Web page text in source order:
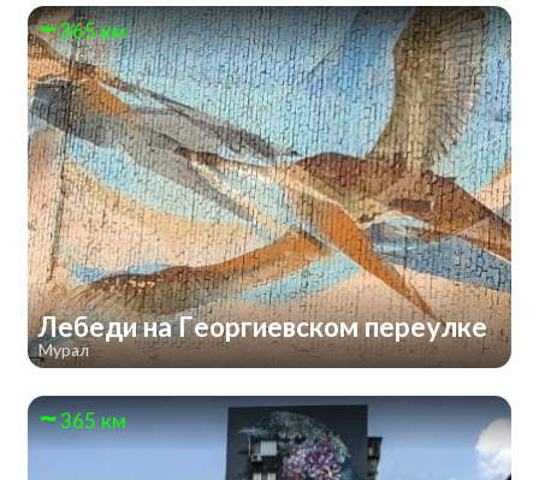
365 км
Лебеди на Георгиевском переулке
Мурал
365 км